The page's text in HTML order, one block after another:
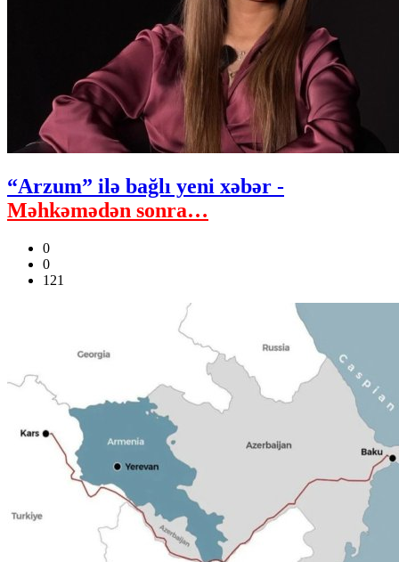
“Arzum” ilə bağlı yeni xəbər -
Məhkəmədən sonra…
0
0
121